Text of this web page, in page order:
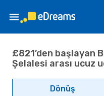
£821’den başlayan
Şelalesi arası ucuz
Dönüş